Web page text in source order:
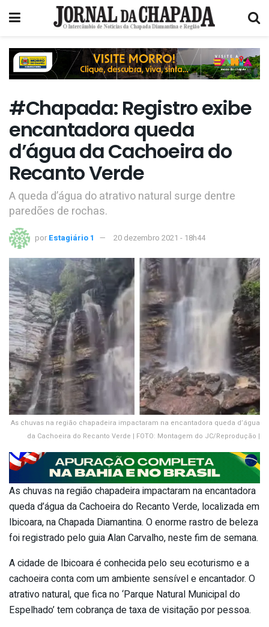
#Chapada: Registro exibe
encantadora queda
d’água da Cachoeira do
Recanto Verde
A queda d’água do atrativo natural surge dentre
paredões de rochas.
por Estagiário 1 20 dezembro 2021 - 18h44
As chuvas na região chapadeira impactaram na encantadora queda d’água
da Cachoeira do Recanto Verde | FOTO: Montagem do JC/Reprodução |
As chuvas na região chapadeira impactaram na encantadora
queda d’água da Cachoeira do Recanto Verde, localizada em
Ibicoara, na Chapada Diamantina. O enorme rastro de beleza
foi registrado pelo guia Alan Carvalho, neste fim de semana.
A cidade de Ibicoara é conhecida pelo seu ecoturismo e a
cachoeira conta com um ambiente sensível e encantador. O
atrativo natural, que fica no ‘Parque Natural Municipal do
Espelhado’ tem cobrança de taxa de visitação por pessoa.